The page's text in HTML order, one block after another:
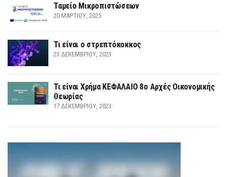
Ταμείο Μικροπιστώσεων
20 ΜΑΡΤΊΟΥ, 2025
Τι είναι ο στρεπτόκοκκος
23 ΔΕΚΕΜΒΡΊΟΥ, 2023
Τι είναι Χρήμα ΚΕΦΑΛΑΙΟ 8ο Αρχές Οικονομικής
Θεωρίας
17 ΔΕΚΕΜΒΡΊΟΥ, 2023